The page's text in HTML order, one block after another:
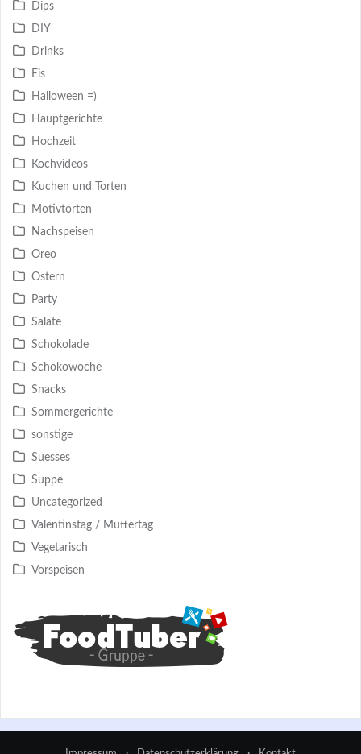
Dips
DIY
Drinks
Eis
Halloween =)
Hauptgerichte
Hochzeit
Kochvideos
Kuchen und Torten
Motivtorten
Nachspeisen
Oreo
Ostern
Party
Salate
Schokolade
Schokowoche
Snacks
Sommergerichte
sonstige
Suesses
Suppe
Uncategorized
Valentinstag / Muttertag
Vegetarisch
Vorspeisen